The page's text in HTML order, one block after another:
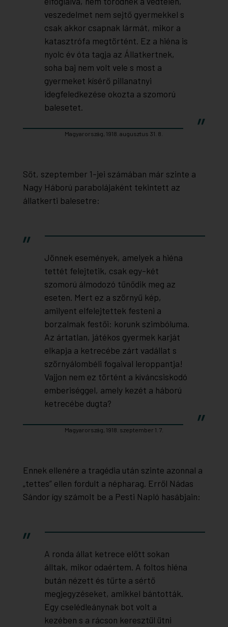
veszedelmet nem sejtő gyermekkel s
csak akkor csapnak lármát, mikor a
katasztrófa megtörtént. Ez a hiéna is
nyolc év óta tagja az Állatkertnek,
soha baj nem volt vele s most a
gyermeket kísérő pillanatnyi
idegfeledkezése okozta a szomorú
balesetet.
Magyarország, 1918. augusztus 31. 8.
Sőt, szeptember 1-jei számában már szinte a
Nagy Háború parabolájaként tekintett az
állatkerti balesetre:
Jönnek események, amelyek a hiéna
tettét felejtetik, csak egy-két
szomorú álmodozó tűnődik meg az
eseten. Mert ez a szörnyű kép,
amilyent elfelejtettek festeni a
borzalmak festői: korunk szimbóluma.
Az ártatlan, játékos gyermek karját
elkapja a ketrecébe zárt vadállat s
szörnyálombéli fogaival leroppantja!
Vajjon nem ez történt a kíváncsiskodó
emberiséggel, amely kezét a háború
ketrecébe dugta?
Magyarország, 1918. szeptember 1. 7.
Ennek ellenére a tragédia után szinte azonnal a
„tettes” ellen fordult a népharag. Erről Nádas
Sándor így számolt be a Pesti Napló hasábjain:
A ronda állat ketrece előtt sokan
álltak, mikor odaértem. A foltos hiéna
bután nézett és tűrte a sértő
megjegyzéseket, amikkel bántották.
Egy cselédleánynak bot volt a
kezében s a rácson keresztül ütni